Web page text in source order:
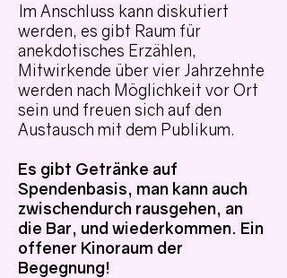
Im Anschluss kann diskutiert
werden, es gibt Raum für
anekdotisches Erzählen,
Mitwirkende über vier Jahrzehnte
werden nach Möglichkeit vor Ort
sein und freuen sich auf den
Austausch mit dem Publikum.
Es gibt Getränke auf
Spendenbasis, man kann auch
zwischendurch rausgehen, an
die Bar, und wiederkommen. Ein
offener Kinoraum der
Begegnung!